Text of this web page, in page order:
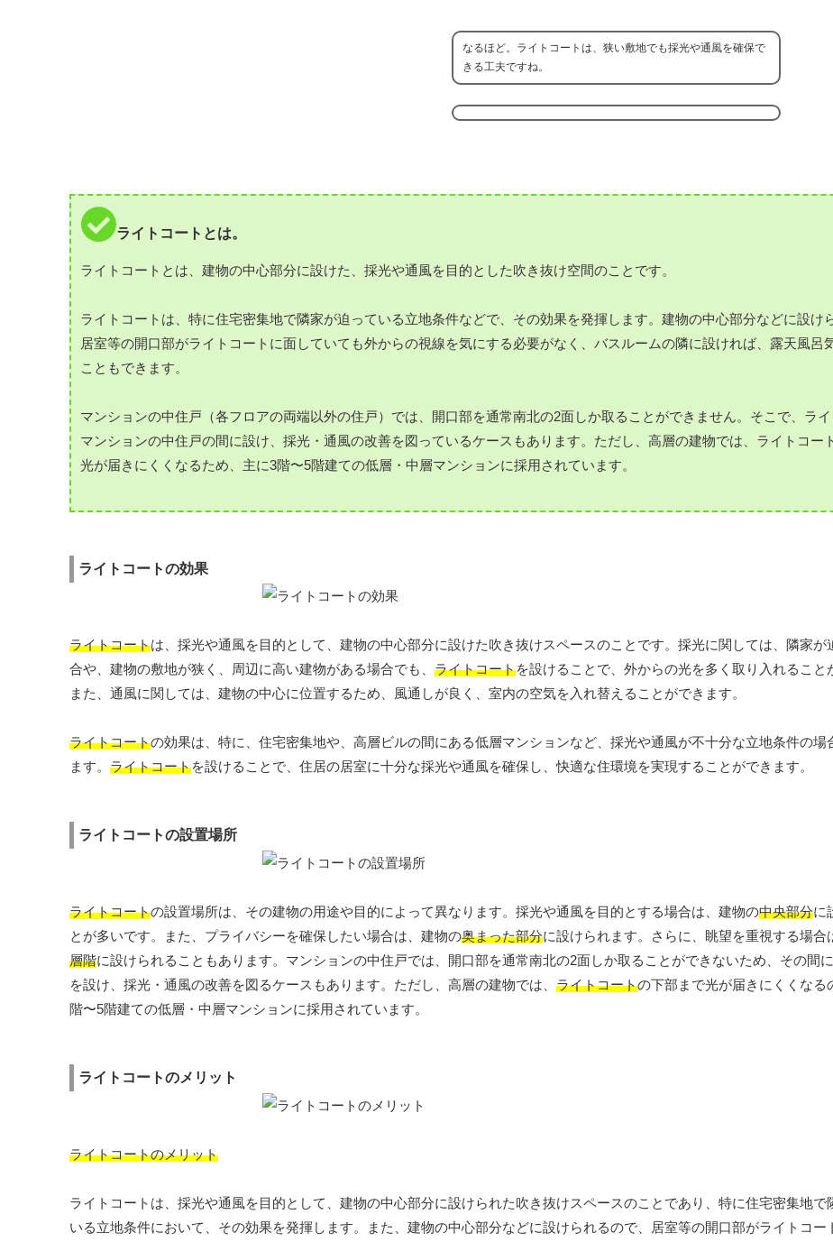
なるほど。ライトコートは、狭い敷地でも採光や通風を確保で
きる工夫ですね。
ライトコートとは。
ライトコートとは、建物の中心部分に設けた、採光や通風を目的とした吹き抜け空間のことです。
ライトコートは、特に住宅密集地で隣家が迫っている立地条件などで、その効果を発揮します。建物の中心部分などに設け
居室等の開口部がライトコートに面していても外からの視線を気にする必要がなく、バスルームの隣に設ければ、露天風呂
こともできます。
マンションの中住戸（各フロアの両端以外の住戸）では、開口部を通常南北の2面しか取ることができません。そこで、ラ
マンションの中住戸の間に設け、採光・通風の改善を図っているケースもあります。ただし、高層の建物では、ライトコー
光が届きにくくなるため、主に3階〜5階建ての低層・中層マンションに採用されています。
ライトコートの効果
ライトコートは、採光や通風を目的として、建物の中心部分に設けた吹き抜けスペースのことです。採光に関しては、隣家が
合や、建物の敷地が狭く、周辺に高い建物がある場合でも、 ライトコートを設けることで、外からの光を多く取り入れること
また、通風に関しては、建物の中心に位置するため、風通しが良く、室内の空気を入れ替えることができます。
ライトコートの効果は、特に、住宅密集地や、高層ビルの間にある低層マンションなど、採光や通風が不十分な立地条件の場
ます。 ライトコートを設けることで、住居の居室に十分な採光や通風を確保し、快適な住環境を実現することができます。
ライトコートの設置場所
ライトコートの設置場所は、その建物の用途や目的によって異なります。採光や通風を目的とする場合は、建物の中央部分に
とが多いです。また、プライバシーを確保したい場合は、建物の奥まった部分に設けられます。さらに、眺望を重視する場合
層階に設けられることもあります。マンションの中住戸では、開口部を通常南北の2面しか取ることができないため、その間に
を設け、採光・通風の改善を図るケースもあります。ただし、高層の建物では、 ライトコートの下部まで光が届きにくくなる
階〜5階建ての低層・中層マンションに採用されています。
ライトコートのメリット
ライトコートのメリット
ライトコートは、採光や通風を目的として、建物の中心部分に設けられた吹き抜けスペースのことであり、特に住宅密集地で
いる立地条件において、その効果を発揮します。また、建物の中心部分などに設けられるので、居室等の開口部がライトコー